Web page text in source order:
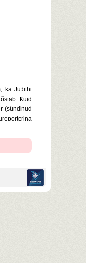
ka Judithi
Kuid
(sündinud